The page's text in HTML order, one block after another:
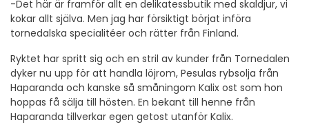
-Det här är framför allt en delikatessbutik med skaldjur, vi
kokar allt själva. Men jag har försiktigt börjat införa
tornedalska specialitéer och rätter från Finland.
Ryktet har spritt sig och en stril av kunder från Tornedalen
dyker nu upp för att handla löjrom, Pesulas rybsolja från
Haparanda och kanske så småningom Kalix ost som hon
hoppas få sälja till hösten. En bekant till henne från
Haparanda tillverkar egen getost utanför Kalix.